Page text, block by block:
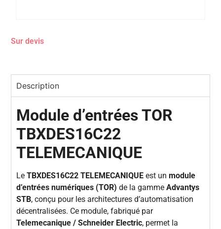
Sur devis
Description
Module d’entrées TOR
TBXDES16C22
TELEMECANIQUE
LeTBXDES16C22 TELEMECANIQUE est unmodule
d’entrées numériques (TOR) de la gammeAdvantys
STB, conçu pour les architectures d’automatisation
décentralisées. Ce module, fabriqué par
Telemecanique / Schneider Electric, permet la